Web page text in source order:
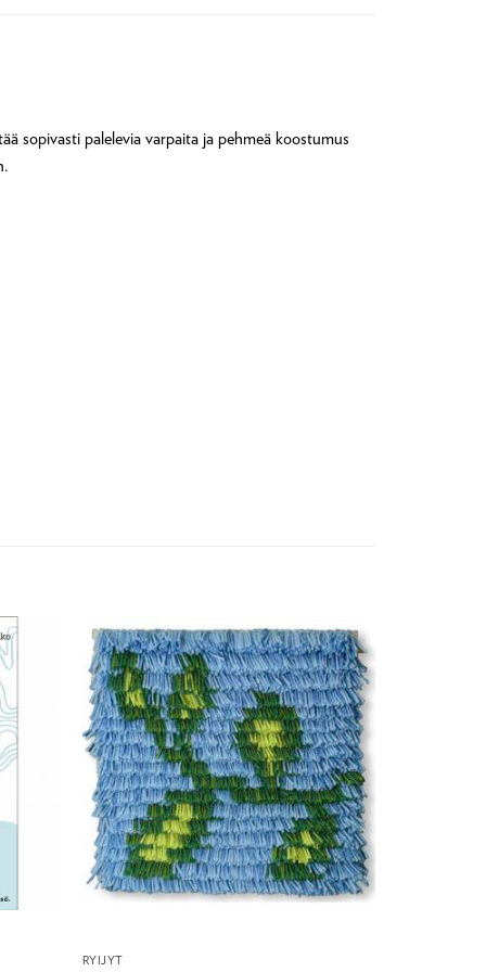
sopivasti palelevia varpaita ja pehmeä koostumus
RYIJYT